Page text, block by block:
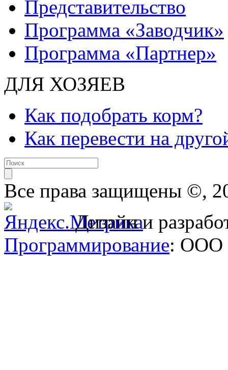
Представительство
Программа «Заводчик»
Программа «Партнер»
ДЛЯ ХОЗЯЕВ
Как подобрать корм?
Как перевести на
Все права защищены ©,
Дизайн и
Программирование: ООО